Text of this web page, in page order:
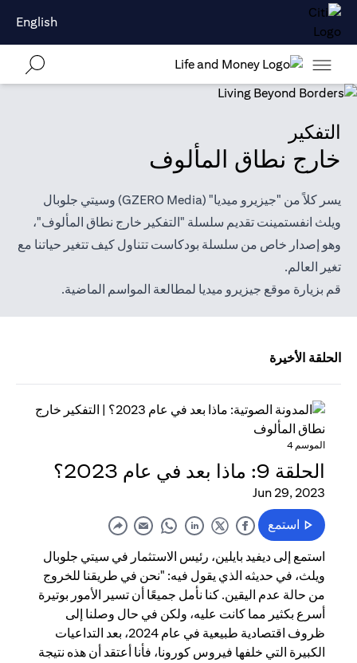
English
التفكير
خارج نطاق المألوف
يسر كلاً من "جيزيرو ميديا" (GZERO Media) وسيتي جلوبال
ويلث انفستمينت تقديم سلسلة "التفكير خارج نطاق المألوف"،
وهو إصدار خاص من سلسلة بودكاست تتناول كيف تتغير حياتنا مع
تغير العالم.
قم بزيارة موقع جيزيرو ميديا لمطالعة المواسم الماضية.
الحلقة الأخيرة
الموسم 4
الحلقة 9: ماذا بعد في عام 2023؟
Jun 29, 2023
استمع
استمع إلى ديفيد بايلين، رئيس الاستثمار في سيتي جلوبال
ويلث، في حديثه الذي يقول فيه: "نحن في طريقنا للخروج
من حالة عدم اليقين. كنا نأمل جميعًا أن تسير الأمور بوتيرة
أسرع بكثير مما كانت عليه، ولكن في حال وصلنا إلى
ظروف اقتصادية طبيعية في عام 2024، بعد التداعيات
الكبيرة التي خلفها فيروس كورونا، فأنا أعتقد أن هذه نتيجة